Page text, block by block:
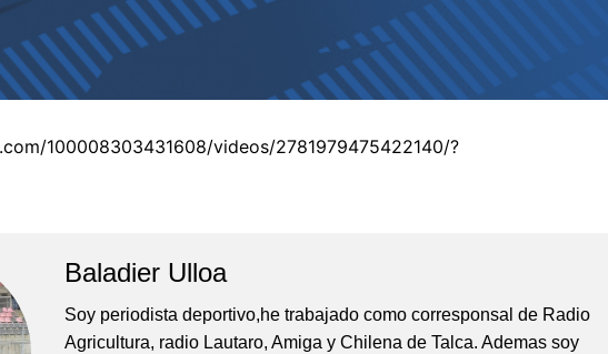
100008303431608/videos/2781979475422140/?
Baladier Ulloa
Soy periodista deportivo,he trabajado como corresponsal de Radio
Agricultura, radio Lautaro, Amiga y Chilena de Talca. Ademas soy